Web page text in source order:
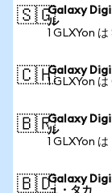
🇸🇬Galaxy
ル
1 GLXYon
🇨🇭Galaxy
1 GLXYon
🇧🇷Galaxy
ル
1 GLXYon
🇧🇩Galaxy
ュ・タカ